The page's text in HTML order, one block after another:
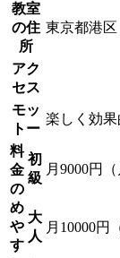
教室
の住
所
東京都港区
アク
セス
モッ
トー
楽しく効
料
金
の
め
や
す
初
級
月9000円
大
人
月10000円